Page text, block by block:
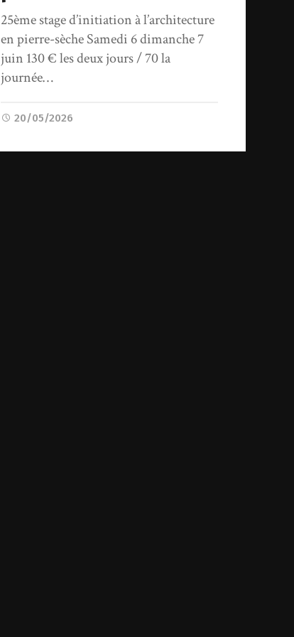
25ème stage d’initiation à l’architecture
en pierre-sèche Samedi 6 dimanche 7
juin 130 € les deux jours / 70 la
journée…
20/05/2026